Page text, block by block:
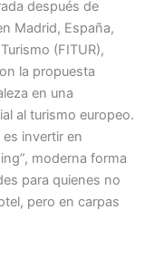
después de
Madrid, España,
(FITUR),
la propuesta
en una
al turismo europeo.
invertir en
moderna forma
para quienes no
pero en carpas